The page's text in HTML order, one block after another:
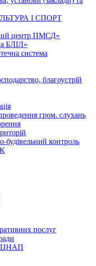
І СПОРТ
центр ПМСД»
БЛІЛ»
система
благоустрій
гром. слухань
будівельний контроль
послуг
ЦНАП